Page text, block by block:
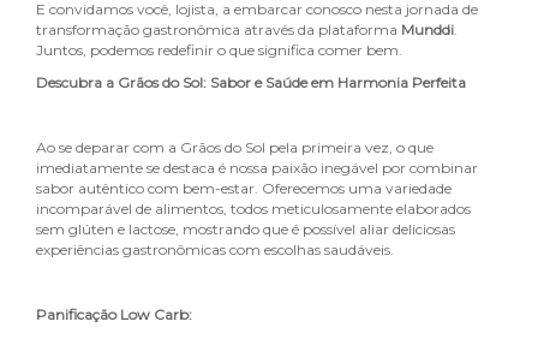
E convidamos você, lojista, a embarcar conosco nesta jornada de
transformação gastronômica através da plataforma Munddi.
Juntos, podemos redefinir o que significa comer bem.
Descubra a Grãos do Sol: Sabor e Saúde em Harmonia Perfeita
Ao se deparar com a Grãos do Sol pela primeira vez, o que
imediatamente se destaca é nossa paixão inegável por combinar
sabor autêntico com bem-estar. Oferecemos uma variedade
incomparável de alimentos, todos meticulosamente elaborados
sem glúten e lactose, mostrando que é possível aliar deliciosas
experiências gastronômicas com escolhas saudáveis.
Panificação Low Carb: